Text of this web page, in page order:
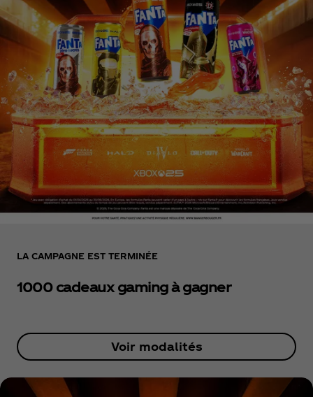
LA CAMPAGNE EST TERMINÉE
1000 cadeaux gaming à gagner
Voir modalités